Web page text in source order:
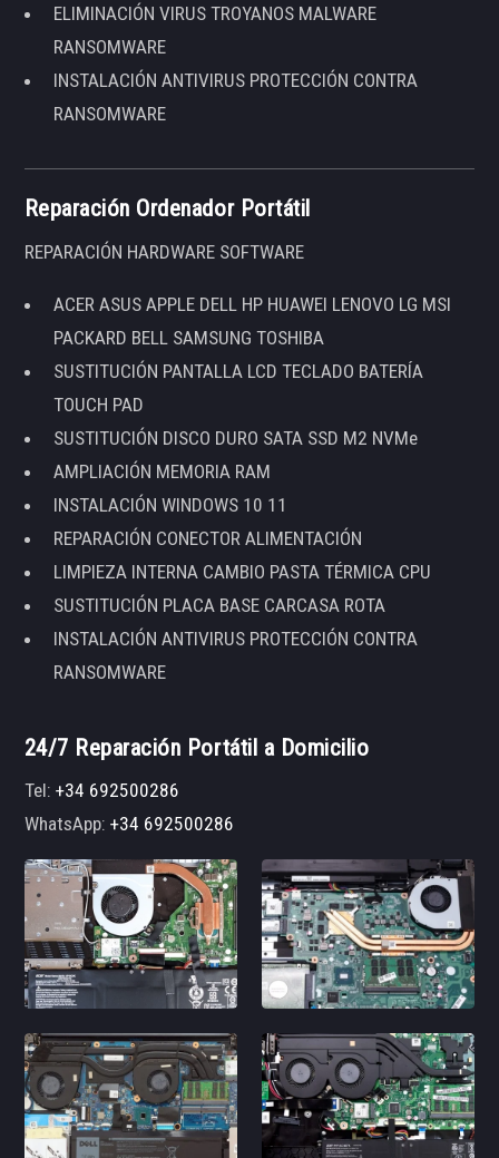
ELIMINACIÓN VIRUS TROYANOS MALWARE
RANSOMWARE
INSTALACIÓN ANTIVIRUS PROTECCIÓN CONTRA
RANSOMWARE
Reparación Ordenador Portátil
REPARACIÓN HARDWARE SOFTWARE
ACER ASUS APPLE DELL HP HUAWEI LENOVO LG MSI
PACKARD BELL SAMSUNG TOSHIBA
SUSTITUCIÓN PANTALLA LCD TECLADO BATERÍA
TOUCH PAD
SUSTITUCIÓN DISCO DURO SATA SSD M2 NVMe
AMPLIACIÓN MEMORIA RAM
INSTALACIÓN WINDOWS 10 11
REPARACIÓN CONECTOR ALIMENTACIÓN
LIMPIEZA INTERNA CAMBIO PASTA TÉRMICA CPU
SUSTITUCIÓN PLACA BASE CARCASA ROTA
INSTALACIÓN ANTIVIRUS PROTECCIÓN CONTRA
RANSOMWARE
24/7 Reparación Portátil a Domicilio
Tel:+34 692500286
WhatsApp:+34 692500286